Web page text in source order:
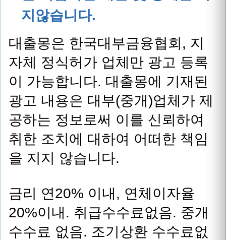
지않습니다.
대출몽은 한국대부금융협회, 지
자체 정식허가 업체만 광고 등록
이 가능합니다. 대출몽에 기재된
광고 내용은 대부(중개)업체가 제
공하는 정보로써 이를 신뢰하여
취한 조치에 대하여 어떠한 책임
을 지지 않습니다.
금리 연20% 이내, 연체이자율
20%이내. 취급수수료없음. 중개
수수료 없음. 조기상환 수수료없